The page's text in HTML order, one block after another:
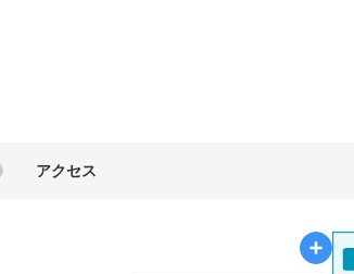
アクセス